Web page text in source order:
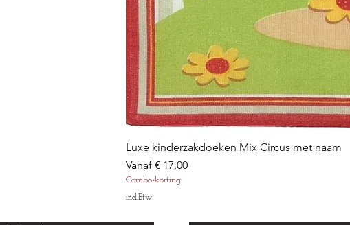
Luxe kinderzakdoeken Mix Circus met naam
Vanaf € 17,00
Verkoopprijs
Combo-korting
incl.Btw